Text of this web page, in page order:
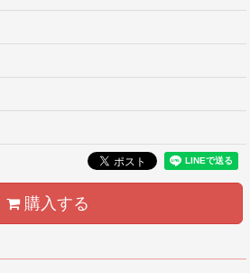
購入する